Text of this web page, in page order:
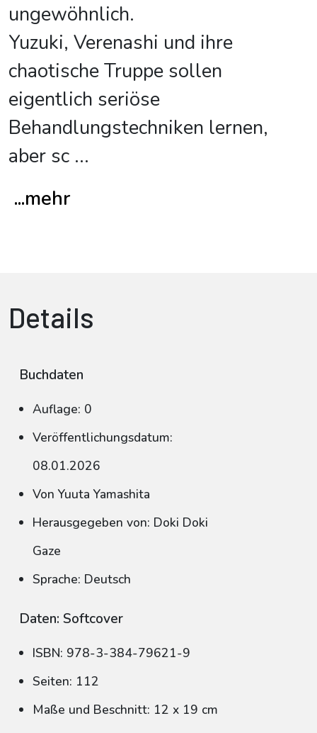
ungewöhnlich.
Yuzuki, Verenashi und ihre
chaotische Truppe sollen
eigentlich seriöse
Behandlungstechniken lernen,
aber sc ...
...mehr
Details
Buchdaten
Auflage: 0
Veröffentlichungsdatum:
08.01.2026
Von Yuuta Yamashita
Herausgegeben von: Doki Doki
Gaze
Sprache: Deutsch
Daten: Softcover
ISBN: 978-3-384-79621-9
Seiten: 112
Maße und Beschnitt: 12 x 19 cm